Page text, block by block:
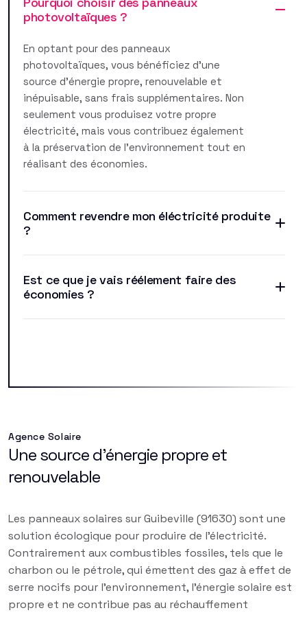
photovoltaïques ?
En optant pour des panneaux
photovoltaïques, vous bénéficiez d'une
source d'énergie propre, renouvelable et
inépuisable, sans frais supplémentaires. Non
seulement vous produisez votre propre
électricité, mais vous contribuez également
à la préservation de l'environnement tout en
réalisant des économies.
Comment revendre mon éléctricité produite
?
Est ce que je vais réélement faire des
économies ?
Agence Solaire
Une source d'énergie propre et
renouvelable
Les panneaux solaires sur Guibeville (91630) sont une
solution écologique pour produire de l'électricité.
Contrairement aux combustibles fossiles, tels que le
charbon ou le pétrole, qui émettent des gaz à effet de
serre nocifs pour l'environnement, l'énergie solaire est
propre et ne contribue pas au réchauffement